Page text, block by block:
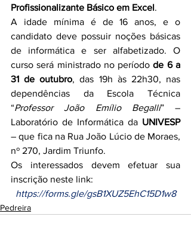
Profissionalizante Básico em Excel.
A idade mínima é de 16 anos, e o
candidato deve possuir noções básicas
de informática e ser alfabetizado. O
curso será ministrado no período de 6 a
31 de outubro, das 19h às 22h30, nas
dependências da Escola Técnica
“Professor João Emílio Begalli” –
Laboratório de Informática da UNIVESP
– que fica na Rua João Lúcio de Moraes,
nº 270, Jardim Triunfo.
Os interessados devem efetuar sua
inscrição neste link:
https://forms.gle/gsB1XUZ5EhC15D1w8
Pedreira